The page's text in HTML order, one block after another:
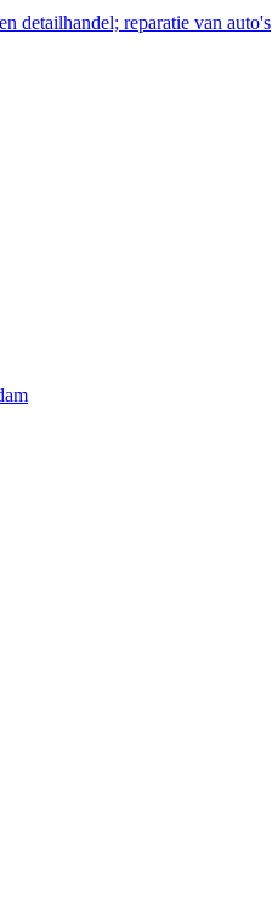
detailhandel; reparatie van auto's